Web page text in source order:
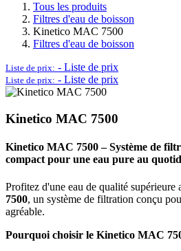
Tous les produits
Filtres d'eau de boisson
Kinetico MAC 7500
Filtres d'eau de boisson
Liste de prix: - Liste de prix
Liste de prix: - Liste de prix
Kinetico MAC 7500
Kinetico MAC 7500 – Système de
compact pour une eau pure au
Profitez d'une eau de qualité supérieure
7500, un système de filtration conçu
agréable.
Pourquoi choisir le Kinetico MAC